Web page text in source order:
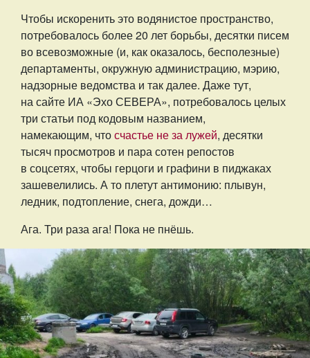
Чтобы искоренить это водянистое пространство,
потребовалось более 20 лет борьбы, десятки писем
во всевозможные (и, как оказалось, бесполезные)
департаменты, окружную администрацию, мэрию,
надзорные ведомства и так далее. Даже тут,
на сайте ИА «Эхо СЕВЕРА», потребовалось целых
три статьи под кодовым названием,
намекающим, чтосчастье не за лужей, десятки
тысяч просмотров и пара сотен репостов
в соцсетях, чтобы герцоги и графини в пиджаках
зашевелились. А то плетут антимонию: плывун,
ледник, подтопление, снега, дожди…
Ага. Три раза ага! Пока не пнёшь.